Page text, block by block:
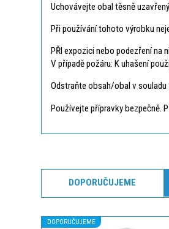
Uchovávejte obal těsně
Při používání tohoto výrobku
PŘI expozici nebo podezření na
V případě požáru: K uhašení
Odstraňte obsah/obal v souladu
Používejte přípravky bezpečně.
DOPORUČUJEME
DOPORUČUJEME